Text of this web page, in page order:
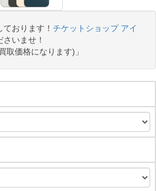
おります！ チケットショップ アイ
いませ！
取価格になります)」